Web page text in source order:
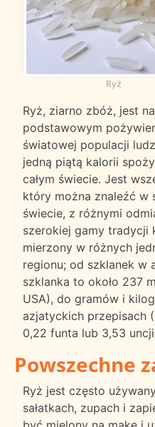
Ryż
Ryż, ziarno zbóż, jest
podstawowym
światowej populacji
jedną piątą kalorii
całym świecie. Jest
który można znaleźć w
świecie, z różnymi
szerokiej gamy tradycji
mierzony w różnych
regionu; od szklanek w
szklanka to około 237
USA), do gramów i
azjatyckich przepisach
0,22 funta lub 3,53
Powszechne
Ryż jest często
sałatkach, zupach i